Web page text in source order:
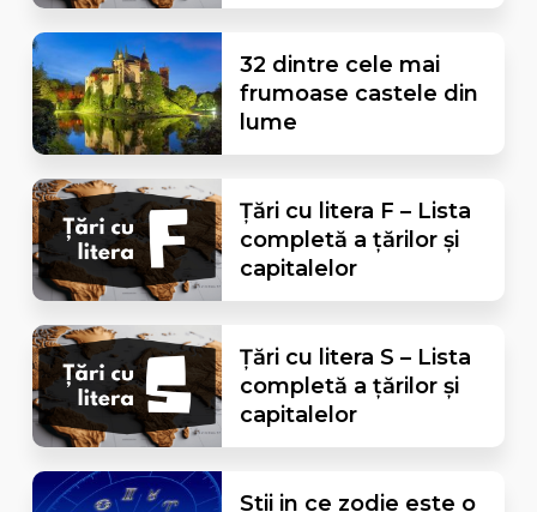
32 dintre cele mai
frumoase castele din
lume
Țări cu litera F – Lista
completă a țărilor și
capitalelor
Țări cu litera S – Lista
completă a țărilor și
capitalelor
Stii in ce zodie este o